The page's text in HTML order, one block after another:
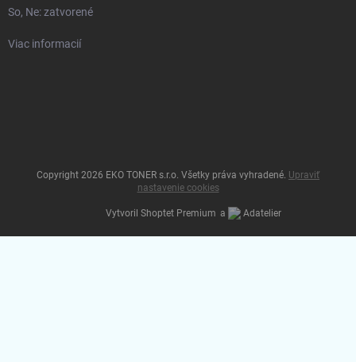
So, Ne: zatvorené
Viac informacií
Vytvoril Shoptet Premium a Adatelier
Copyright 2026 EKO TONER s.r.o. Všetky práva vyhradené. Upraviť
nastavenie cookies